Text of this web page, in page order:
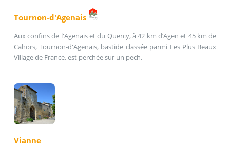
Tournon-d'Agenais
Aux confins de l'Agenais et du Quercy, à 42 km d’Agen et 45 km de
Cahors, Tournon-d'Agenais, bastide classée parmi Les Plus Beaux
Village de France, est perchée sur un pech.
Vianne